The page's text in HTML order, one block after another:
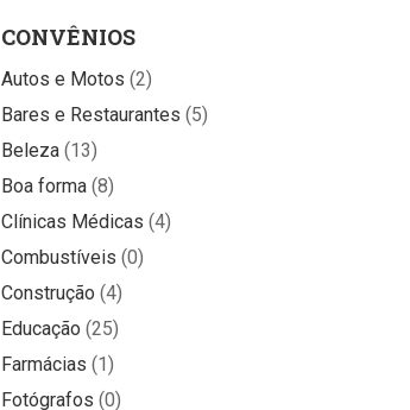
CONVÊNIOS
Autos e Motos (2)
Bares e Restaurantes (5)
Beleza(13)
Boa forma(8)
Clínicas Médicas (4)
Combustíveis (0)
Construção (4)
Educação (25)
Farmácias (1)
Fotógrafos (0)